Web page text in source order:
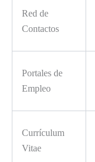
Red de
Contactos
Portales de
Empleo
Currículum
Vitae